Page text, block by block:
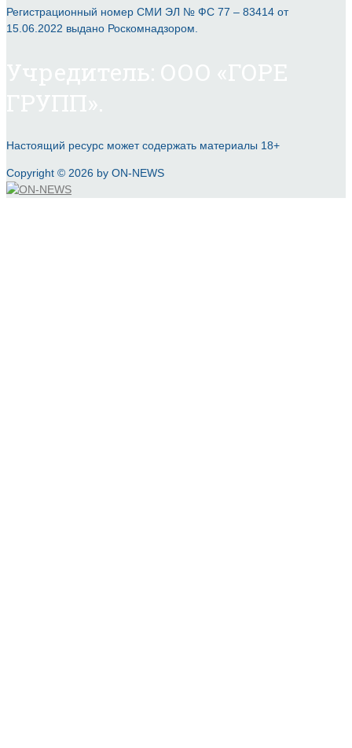
Регистрационный номер СМИ ЭЛ № ФС 77 – 83414 от
15.06.2022 выдано Роскомнадзором.
Настоящий ресурс может содержать материалы 18+
Copyright © 2026 by ON-NEWS